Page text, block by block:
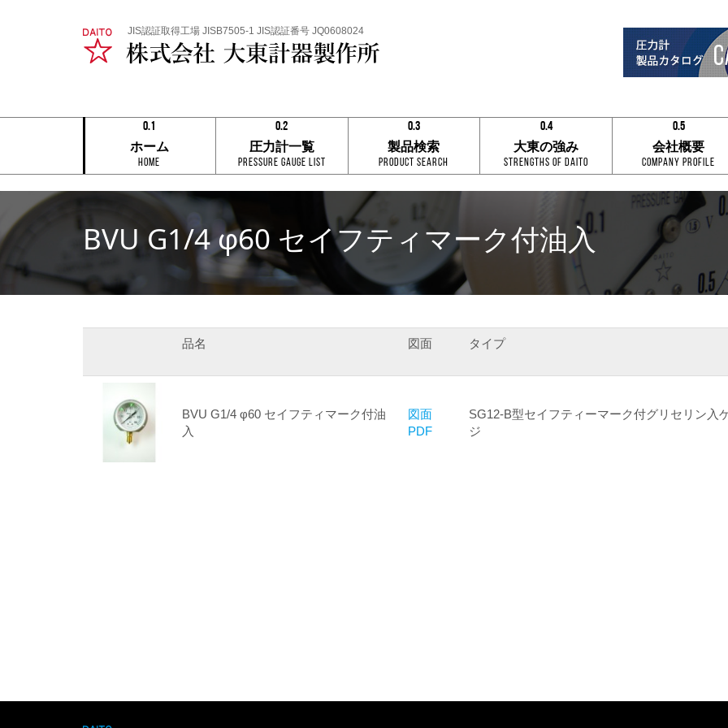
JIS認証取得工場 JISB7505-1 JIS認証番号 JQ0608024
0.1
0.3
0.4
0.5
0.8
0.9
ホーム
HOME
0.2
0.1
0.2
0.3
0.4
0.5
0.8
0.9
0.2
圧力計一覧
Pressure Gauge List
0.3
0.1
0.2
0.3
0.4
0.5
0.6
0.8
0.9
0.3
製品検索
Product Search
0.4
0.1
0.2
0.3
0.4
0.5
0.8
0.9
0.4
大東の強み
Strengths of Daito
0.5
0.1
0.2
0.3
0.4
0.5
0.6
0.7
0.8
0.9
会社概要
Company Profile
BVU G1/4 φ60 セイフティマーク付油入
品名 図面 タイプ
BVU G1/4 φ60 セイフティマーク付油
入
図面
PDF
SG12-B型セイフティーマーク付グリセリン入
ジ